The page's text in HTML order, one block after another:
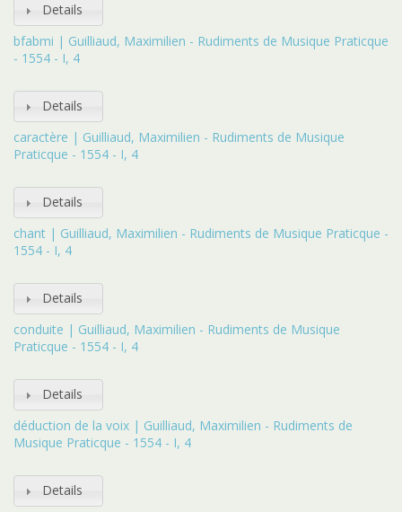
Details
bfabmi | Guilliaud, Maximilien - Rudiments de Musique Praticque
- 1554 - I, 4
Details
caractère | Guilliaud, Maximilien - Rudiments de Musique
Praticque - 1554 - I, 4
Details
chant | Guilliaud, Maximilien - Rudiments de Musique Praticque -
1554 - I, 4
Details
conduite | Guilliaud, Maximilien - Rudiments de Musique
Praticque - 1554 - I, 4
Details
déduction de la voix | Guilliaud, Maximilien - Rudiments de
Musique Praticque - 1554 - I, 4
Details